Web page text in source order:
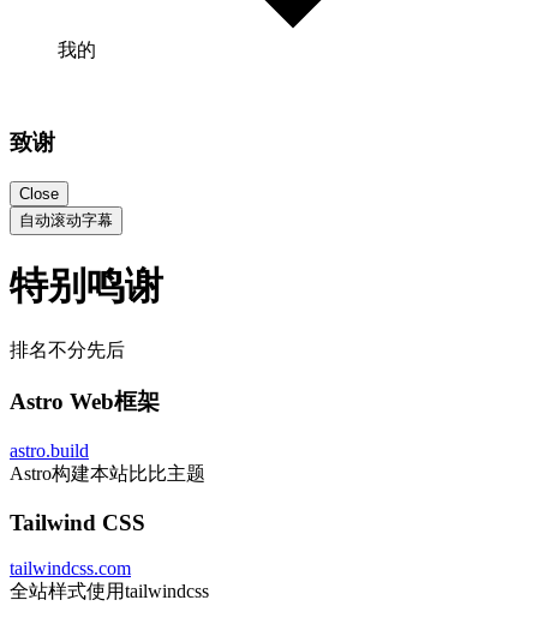
我的
致谢
Close
自动滚动字幕
特别鸣谢
排名不分先后
Astro Web框架
astro.build
Astro构建本站比比主题
Tailwind CSS
tailwindcss.com
全站样式使用tailwindcss